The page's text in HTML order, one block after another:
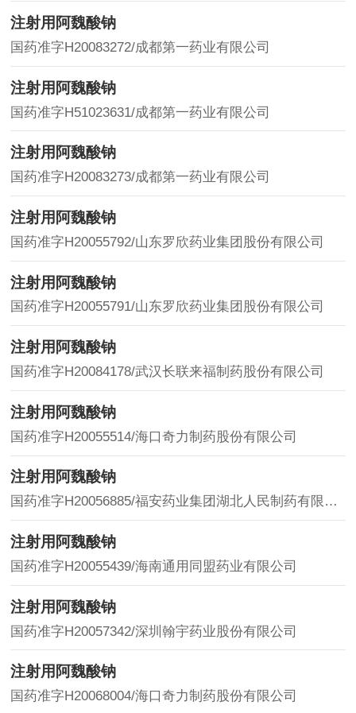
注射用阿魏酸钠
国药准字H20083272/成都第一药业有限公司
注射用阿魏酸钠
国药准字H51023631/成都第一药业有限公司
注射用阿魏酸钠
国药准字H20083273/成都第一药业有限公司
注射用阿魏酸钠
国药准字H20055792/山东罗欣药业集团股份有限公司
注射用阿魏酸钠
国药准字H20055791/山东罗欣药业集团股份有限公司
注射用阿魏酸钠
国药准字H20084178/武汉长联来福制药股份有限公司
注射用阿魏酸钠
国药准字H20055514/海口奇力制药股份有限公司
注射用阿魏酸钠
国药准字H20056885/福安药业集团湖北人民制药有限公司
注射用阿魏酸钠
国药准字H20055439/海南通用同盟药业有限公司
注射用阿魏酸钠
国药准字H20057342/深圳翰宇药业股份有限公司
注射用阿魏酸钠
国药准字H20068004/海口奇力制药股份有限公司